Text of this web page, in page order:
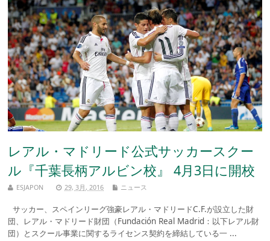
レアル・マドリード公式サッカースクー
ル『千葉長柄アルビン校』 4月3日に開校
ESJAPON 29, 3月, 2016 ニュース
サッカー、スペインリーグ強豪レアル・マドリードC.F.が設立した財
団、レアル・マドリード財団（Fundación Real Madrid：以下レアル財
団）とスクール事業に関するライセンス契約を締結している一 ...